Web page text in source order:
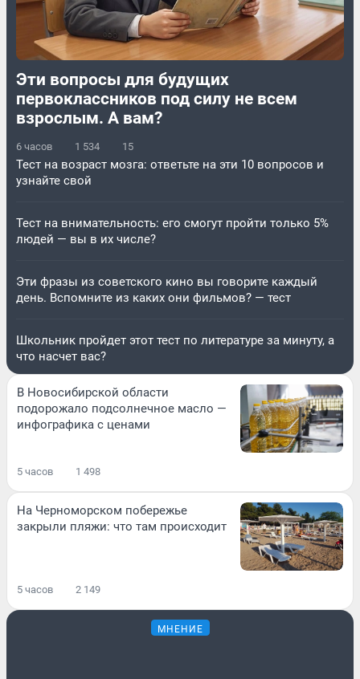
Эти вопросы для будущих
первоклассников под силу не всем
взрослым. А вам?
6 часов 1 534 15
Тест на возраст мозга: ответьте на эти 10 вопросов и
узнайте свой
Тест на внимательность: его смогут пройти только 5%
людей — вы в их числе?
Эти фразы из советского кино вы говорите каждый
день. Вспомните из каких они фильмов? — тест
Школьник пройдет этот тест по литературе за минуту, а
что насчет вас?
В Новосибирской области
подорожало подсолнечное масло —
инфографика с ценами
5 часов 1 498
На Черноморском побережье
закрыли пляжи: что там происходит
5 часов 2 149
МНЕНИЕ